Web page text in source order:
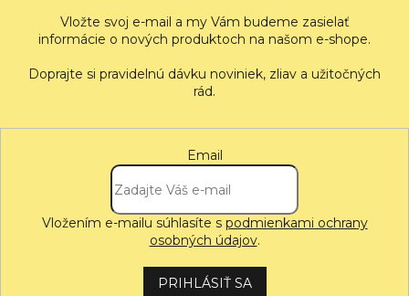
Vložte svoj e-mail a my Vám budeme zasielať
informácie o nových produktoch na našom e-shope.
Email
Vložením e-mailu súhlasíte s podmienkami ochrany
osobných údajov.
PRIHLÁSIŤ SA